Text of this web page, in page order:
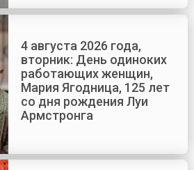
4 августа 2026 года,
вторник: День одиноких
работающих женщин,
Мария Ягодница, 125 лет
со дня рождения Луи
Армстронга